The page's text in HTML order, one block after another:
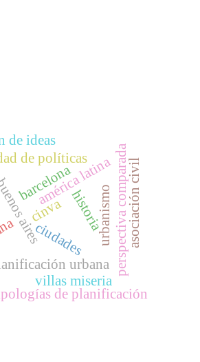
barcelona
airesciudades
américa latina
historia perspectiva comparada
de políticas
urbana
cinva asociación civil
villas miseria
de ideas
de planificación
urbanismo